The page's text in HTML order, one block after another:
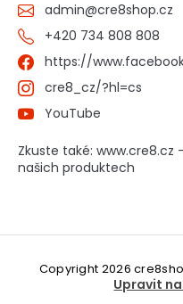
admin@cre8shop.cz
+420 734 808 808
https://
cre8_cz/?hl=cs
YouTube
Zkuste také:
našich produktech
Copyright 2026
Upravit